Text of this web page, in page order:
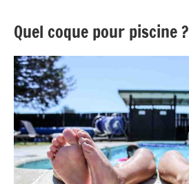
Quel coque pour piscine ?